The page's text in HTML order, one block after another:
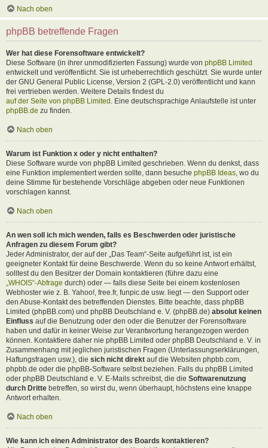
Nach oben
phpBB betreffende Fragen
Wer hat diese Forensoftware entwickelt?
Diese Software (in ihrer unmodifizierten Fassung) wurde von phpBB Limited
entwickelt und veröffentlicht. Sie ist urheberrechtlich geschützt. Sie wurde unter
der GNU General Public License, Version 2 (GPL-2.0) veröffentlicht und kann
frei vertrieben werden. Weitere Details findest du
auf der Seite von phpBB Limited . Eine deutschsprachige Anlaufstelle ist unter
phpBB.de zu finden.
Nach oben
Warum ist Funktion x oder y nicht enthalten?
Diese Software wurde von phpBB Limited geschrieben. Wenn du denkst, dass
eine Funktion implementiert werden sollte, dann besuche phpBB Ideas , wo du
deine Stimme für bestehende Vorschläge abgeben oder neue Funktionen
vorschlagen kannst.
Nach oben
An wen soll ich mich wenden, falls es Beschwerden oder juristische
Anfragen zu diesem Forum gibt?
Jeder Administrator, der auf der „Das Team“-Seite aufgeführt ist, ist ein
geeigneter Kontakt für deine Beschwerde. Wenn du so keine Antwort erhältst,
solltest du den Besitzer der Domain kontaktieren (führe dazu eine
„WHOIS“-Abfrage durch) oder — falls diese Seite bei einem kostenlosen
Webhoster wie z. B. Yahoo!, free.fr, funpic.de usw. liegt — den Support oder
den Abuse-Kontakt des betreffenden Dienstes. Bitte beachte, dass phpBB
Limited (phpBB.com) und phpBB Deutschland e. V. (phpBB.de) absolut keinen
Einfluss auf die Benutzung oder den oder die Benutzer der Forensoftware
haben und dafür in keiner Weise zur Verantwortung herangezogen werden
können. Kontaktiere daher nie phpBB Limited oder phpBB Deutschland e. V. in
Zusammenhang mit jeglichen juristischen Fragen (Unterlassungserklärungen,
Haftungsfragen usw.), die sich nicht direkt auf die Websiten phpbb.com,
phpbb.de oder die phpBB-Software selbst beziehen. Falls du phpBB Limited
oder phpBB Deutschland e. V. E-Mails schreibst, die die Softwarenutzung
durch Dritte betreffen, so wirst du, wenn überhaupt, höchstens eine knappe
Antwort erhalten.
Nach oben
Wie kann ich einen Administrator des Boards kontaktieren?